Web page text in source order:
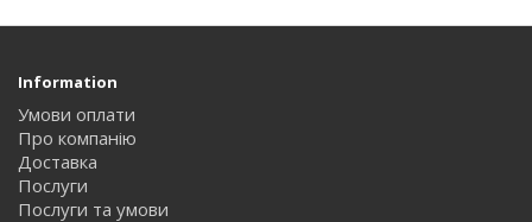
Information
Умови оплати
Про компанію
Доставка
Послуги
Послуги та умови